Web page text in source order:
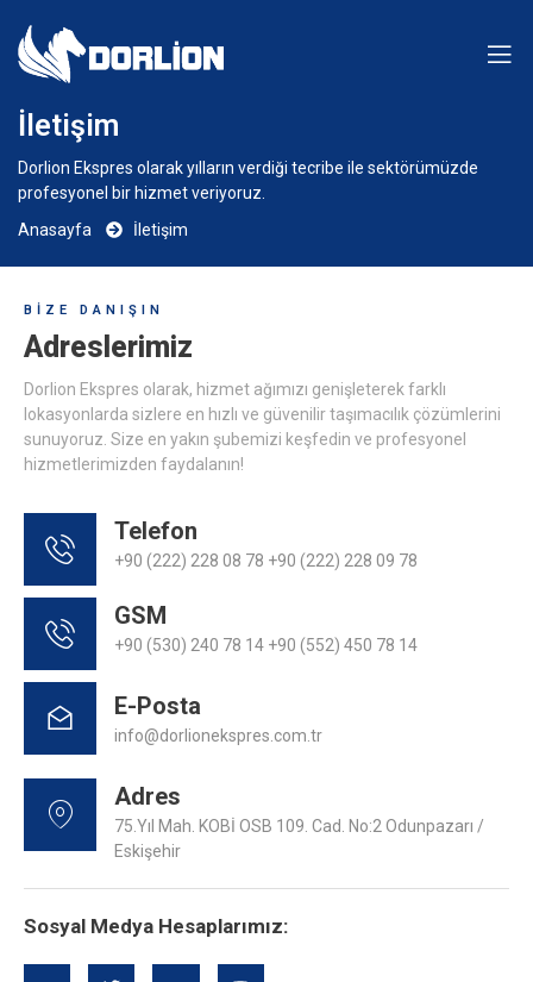
İletişim
Dorlion Ekspres olarak yılların verdiği tecribe ile sektörümüzde
profesyonel bir hizmet veriyoruz.
Anasayfa
İletişim
BIZE DANIŞIN
Adreslerimiz
Dorlion Ekspres olarak, hizmet ağımızı genişleterek farklı
lokasyonlarda sizlere en hızlı ve güvenilir taşımacılık çözümlerini
sunuyoruz. Size en yakın şubemizi keşfedin ve profesyonel
hizmetlerimizden faydalanın!
Telefon
+90 (222) 228 08 78 +90 (222) 228 09 78
GSM
+90 (530) 240 78 14 +90 (552) 450 78 14
E-Posta
info@dorlionekspres.com.tr
Adres
75.Yıl Mah. KOBİ OSB 109. Cad. No:2 Odunpazarı /
Eskişehir
Sosyal Medya Hesaplarımız: